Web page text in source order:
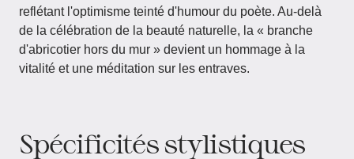
reflétant l'optimisme teinté d'humour du poète. Au-delà
de la célébration de la beauté naturelle, la « branche
d'abricotier hors du mur » devient un hommage à la
vitalité et une méditation sur les entraves.
Spécificités stylistiques